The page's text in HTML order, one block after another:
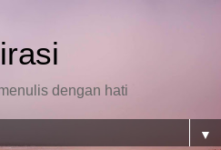
dengan hati
▼